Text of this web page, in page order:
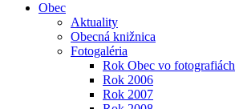
Obec
Aktuality
Obecná knižnica
Fotogaléria
Rok Obec vo fotografiách
Rok 2006
Rok 2007